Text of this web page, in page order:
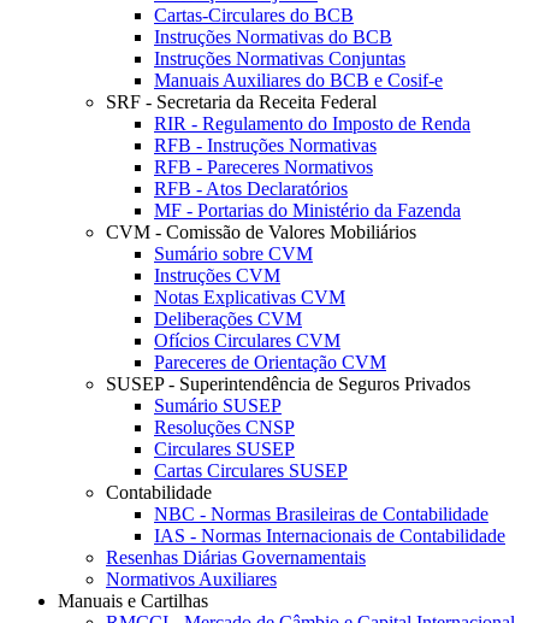
Cartas-Circulares do BCB
Instruções Normativas do BCB
Instruções Normativas Conjuntas
Manuais Auxiliares do BCB e Cosif-e
SRF - Secretaria da Receita Federal
RIR - Regulamento do Imposto de Renda
RFB - Instruções Normativas
RFB - Pareceres Normativos
RFB - Atos Declaratórios
MF - Portarias do Ministério da Fazenda
CVM - Comissão de Valores Mobiliários
Sumário sobre CVM
Instruções CVM
Notas Explicativas CVM
Deliberações CVM
Ofícios Circulares CVM
Pareceres de Orientação CVM
SUSEP - Superintendência de Seguros Privados
Sumário SUSEP
Resoluções CNSP
Circulares SUSEP
Cartas Circulares SUSEP
Contabilidade
NBC - Normas Brasileiras de Contabilidade
IAS - Normas Internacionais de Contabilidade
Resenhas Diárias Governamentais
Normativos Auxiliares
Manuais e Cartilhas